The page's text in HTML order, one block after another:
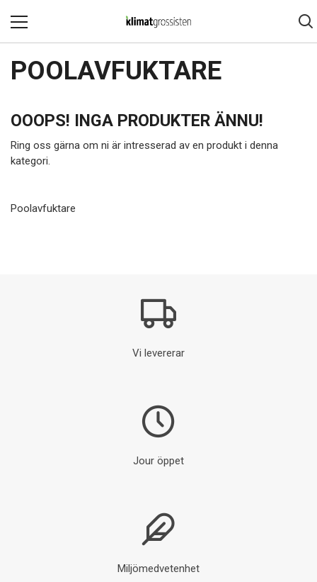
POOLAVFUKTARE
OOOPS! INGA PRODUKTER ÄNNU!
Ring oss gärna om ni är intresserad av en produkt i denna
kategori.
Poolavfuktare
Vi levererar
Jour öppet
Miljömedvetenhet